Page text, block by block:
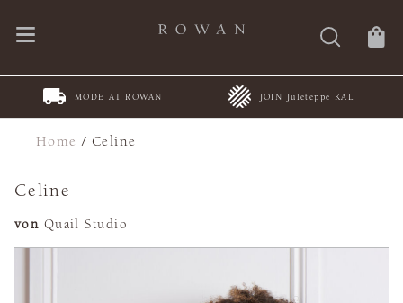
MODE AT ROWAN JOIN Juleteppe KAL
Home /Celine
Celine
von Quail Studio